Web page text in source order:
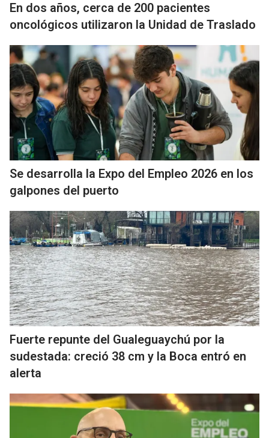
En dos años, cerca de 200 pacientes
oncológicos utilizaron la Unidad de Traslado
Se desarrolla la Expo del Empleo 2026 en los
galpones del puerto
Fuerte repunte del Gualeguaychú por la
sudestada: creció 38 cm y la Boca entró en
alerta